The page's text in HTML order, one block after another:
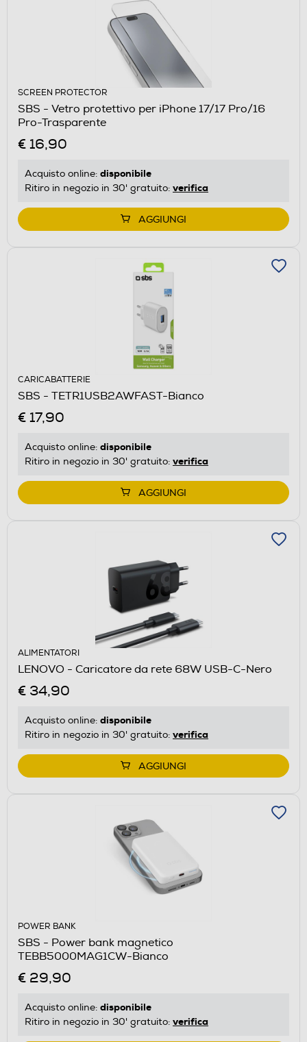
SCREEN PROTECTOR
SBS - Vetro protettivo per iPhone 17/17 Pro/16
Pro-Trasparente
€ 16,90
Acquisto online: disponibile
Ritiro in negozio in 30' gratuito: verifica
AGGIUNGI
CARICABATTERIE
SBS - TETR1USB2AWFAST-Bianco
€ 17,90
Acquisto online: disponibile
Ritiro in negozio in 30' gratuito: verifica
AGGIUNGI
ALIMENTATORI
LENOVO - Caricatore da rete 68W USB-C-Nero
€ 34,90
Acquisto online: disponibile
Ritiro in negozio in 30' gratuito: verifica
AGGIUNGI
POWER BANK
SBS - Power bank magnetico
TEBB5000MAG1CW-Bianco
€ 29,90
Acquisto online: disponibile
Ritiro in negozio in 30' gratuito: verifica